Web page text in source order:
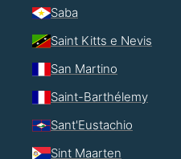
Saba
Saint Kitts e Nevis
San Martino
Saint-Barthélemy
Sant'Eustachio
Sint Maarten